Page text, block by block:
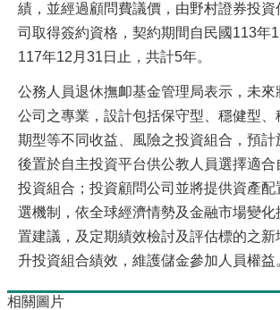
績，並經過顧問費議價，由野村證券投資
司取得簽約資格，契約期間自民國113年
117年12月31日止，共計5年。
公務人員退休撫卹基金管理局表示，未來
公司之專業，設計包括保守型、穩健型、
期型等不同收益、風險之投資組合，預計
後置於自主投資平台供公教人員選擇適合
投資組合；投資顧問公司並將提供資產配
選機制，依全球經濟情勢及金融市場變
置建議，及定期績效檢討及評估標的之新
升投資組合績效，維護儲金參加人員權益
相關圖片